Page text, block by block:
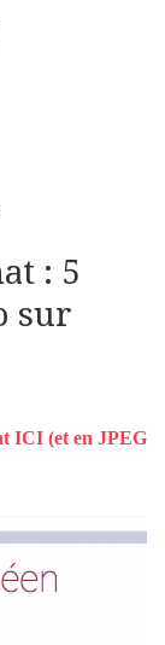
: 5
sur
ICI (et en JPEG